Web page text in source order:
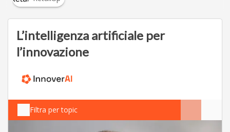
L’intelligenza artificiale per
l’innovazione
Filtra per topic